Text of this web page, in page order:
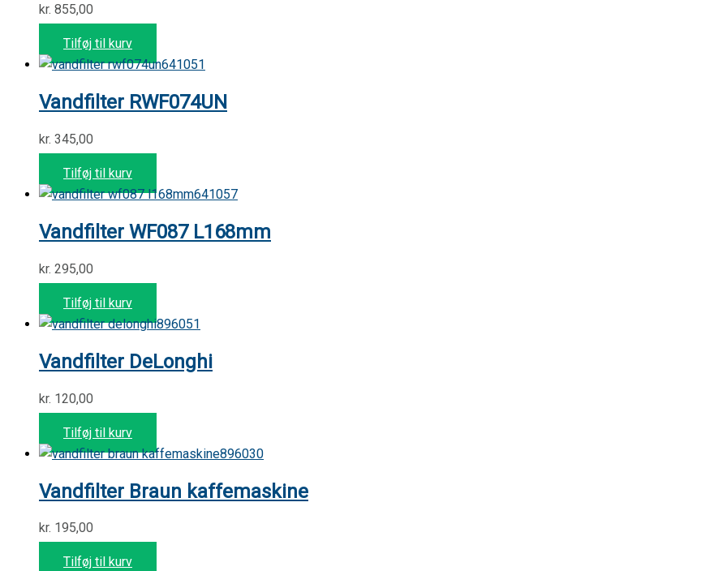
kr. 855,00
Tilføj til kurv
641051
Vandfilter RWF074UN
kr. 345,00
Tilføj til kurv
641057
Vandfilter WF087 L168mm
kr. 295,00
Tilføj til kurv
896051
Vandfilter DeLonghi
kr. 120,00
Tilføj til kurv
896030
Vandfilter Braun kaffemaskine
kr. 195,00
Tilføj til kurv